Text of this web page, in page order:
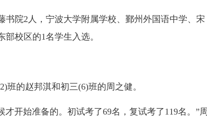
书院2人，宁波大学附属学校、鄞州外国语中学、宋
校区的1名学生入选。
班的赵邦淇和初三(6)班的周之健。
开始准备的。初试考了69名，复试考了119名。”周